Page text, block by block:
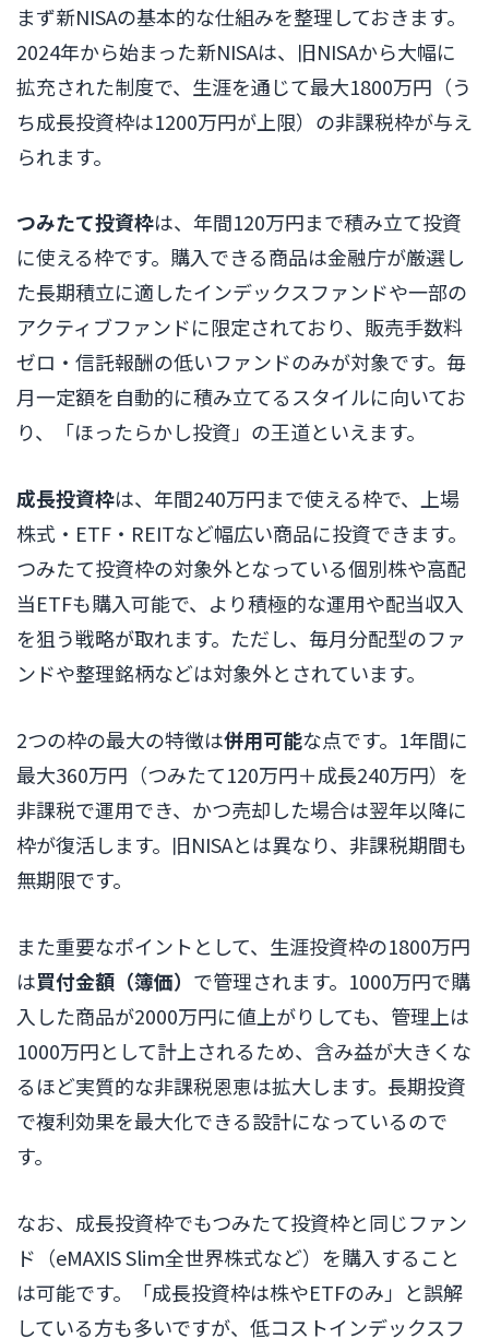
まず新NISAの基本的な仕組みを整理しておきます。
2024年から始まった新NISAは、旧NISAから大幅に
拡充された制度で、生涯を通じて最大1800万円（う
ち成長投資枠は1200万円が上限）の非課税枠が与え
られます。
つみたて投資枠は、年間120万円まで積み立て投資
に使える枠です。購入できる商品は金融庁が厳選し
た長期積立に適したインデックスファンドや一部の
アクティブファンドに限定されており、販売手数料
ゼロ・信託報酬の低いファンドのみが対象です。毎
月一定額を自動的に積み立てるスタイルに向いてお
り、「ほったらかし投資」の王道といえます。
成長投資枠は、年間240万円まで使える枠で、上場
株式・ETF・REITなど幅広い商品に投資できます。
つみたて投資枠の対象外となっている個別株や高配
当ETFも購入可能で、より積極的な運用や配当収入
を狙う戦略が取れます。ただし、毎月分配型のファ
ンドや整理銘柄などは対象外とされています。
2つの枠の最大の特徴は併用可能な点です。1年間に
最大360万円（つみたて120万円＋成長240万円）を
非課税で運用でき、かつ売却した場合は翌年以降に
枠が復活します。旧NISAとは異なり、非課税期間も
無期限です。
また重要なポイントとして、生涯投資枠の1800万円
は買付金額（簿価） で管理されます。1000万円で購
入した商品が2000万円に値上がりしても、管理上は
1000万円として計上されるため、含み益が大きくな
るほど実質的な非課税恩恵は拡大します。長期投資
で複利効果を最大化できる設計になっているので
す。
なお、成長投資枠でもつみたて投資枠と同じファン
ド（eMAXIS Slim全世界株式など）を購入すること
は可能です。「成長投資枠は株やETFのみ」と誤解
している方も多いですが、低コストインデックスフ